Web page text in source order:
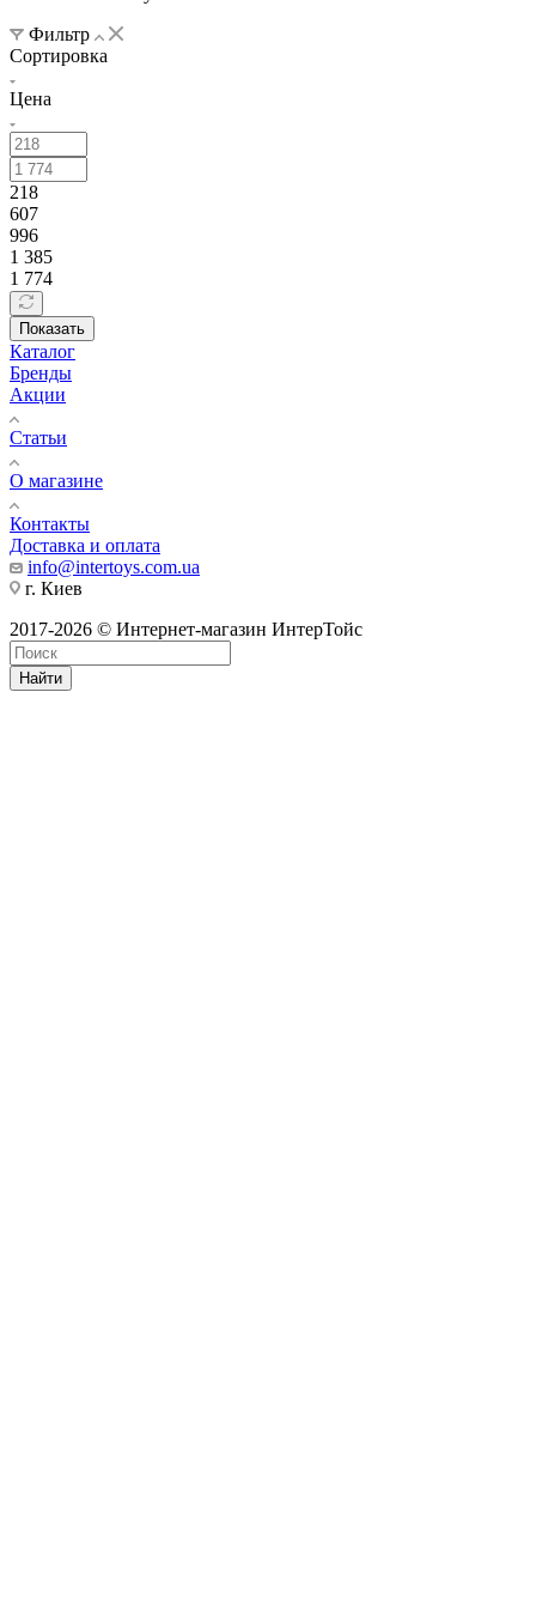
Фильтр
Сортировка
Цена
218
607
996
1 385
1 774
Показать
Каталог
Бренды
Акции
Статьи
О магазине
Контакты
Доставка и оплата
info@intertoys.com.ua
г. Киев
2017-2026 © Интернет-магазин ИнтерТойс
Найти